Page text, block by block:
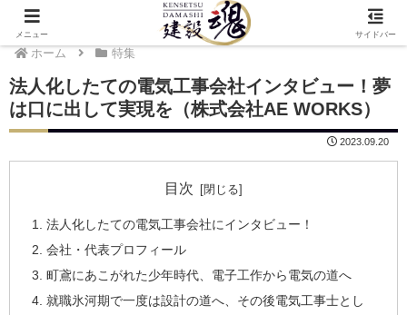
ホーム 特集
法人化したての電気工事会社インタビュー！夢
は口に出して実現を（株式会社AE WORKS）
2023.09.20
目次
法人化したての電気工事会社にインタビュー！
会社・代表プロフィール
町鳶にあこがれた少年時代、電子工作から電気の道へ
就職氷河期で一度は設計の道へ、その後電気工事士とし
メニュー サイドバー